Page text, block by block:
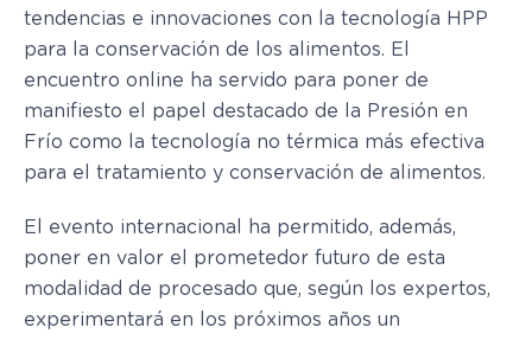
tendencias e innovaciones con la tecnología HPP
para la conservación de los alimentos. El
encuentro online ha servido para poner de
manifiesto el papel destacado de la Presión en
Frío como la tecnología no térmica más efectiva
para el tratamiento y conservación de alimentos.
El evento internacional ha permitido, además,
poner en valor el prometedor futuro de esta
modalidad de procesado que, según los expertos,
experimentará en los próximos años un